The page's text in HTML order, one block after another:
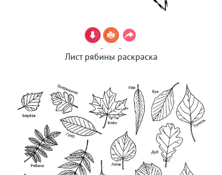
Лист рябины раскраска